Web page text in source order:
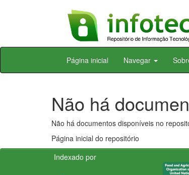
Skip
Página inicial Navegar
Não há
Não há documentos disponíveis no
Página inicial do repositório
Indexado por